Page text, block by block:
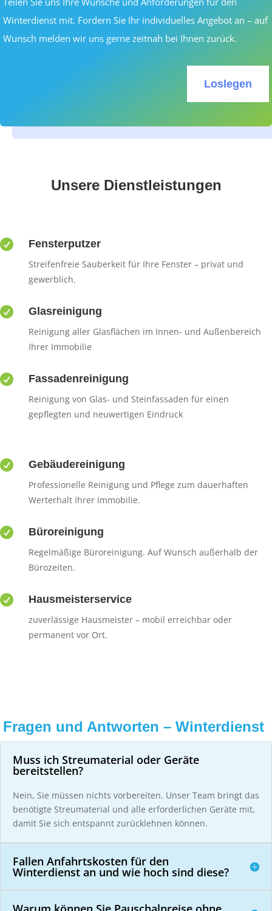
Winterdienst mit. Fordern Sie Ihr individuelles Angebot an – auf
Wunsch melden wir uns gerne zeitnah bei Ihnen zurück.
Loslegen
Unsere Dienstleistungen
 Fensterputzer
Streifenfreie Sauberkeit für Ihre Fenster – privat und
gewerblich.
 Glasreinigung
Reinigung aller Glasflächen im Innen- und Außenbereich
Ihrer Immobilie
 Fassadenreinigung
Reinigung von Glas- und Steinfassaden für einen
gepflegten und neuwertigen Eindruck
 Gebäudereinigung
Professionelle Reinigung und Pflege zum dauerhaften
Werterhalt Ihrer Immobilie.
 Büroreinigung
Regelmäßige Büroreinigung. Auf Wunsch außerhalb der
Bürozeiten.
 Hausmeisterservice
zuverlässige Hausmeister – mobil erreichbar oder
permanent vor Ort.
Fragen und Antworten – Winterdienst
Muss ich Streumaterial oder Geräte
bereitstellen?
Nein, Sie müssen nichts vorbereiten. Unser Team bringt das
benötigte Streumaterial und alle erforderlichen Geräte mit,
damit Sie sich entspannt zurücklehnen können.
Fallen Anfahrtskosten für den
Winterdienst an und wie hoch sind diese?